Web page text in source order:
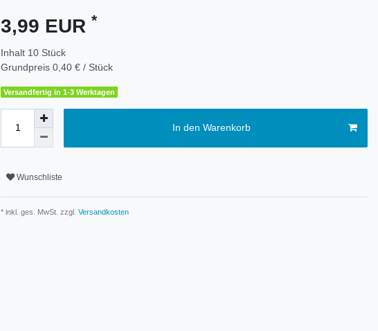
3,99 EUR *
Inhalt 10 Stück
Grundpreis 0,40 € / Stück
Versandfertig in 1-3 Werktagen
In den Warenkorb
Wunschliste
* inkl. ges. MwSt. zzgl. Versandkosten